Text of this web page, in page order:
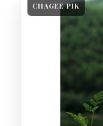
CHAGEE PIK